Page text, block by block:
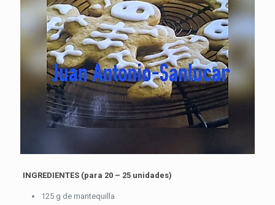
INGREDIENTES (para 20 – 25 unidades)
125 g de mantequilla